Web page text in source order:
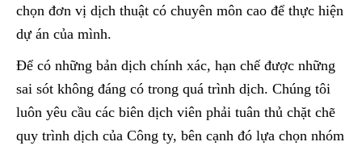
chọn đơn vị dịch thuật có chuyên môn cao để thực hiện
dự án của mình.
Để có những bản dịch chính xác, hạn chế được những
sai sót không đáng có trong quá trình dịch. Chúng tôi
luôn yêu cầu các biên dịch viên phải tuân thủ chặt chẽ
quy trình dịch của Công ty, bên cạnh đó lựa chọn nhóm